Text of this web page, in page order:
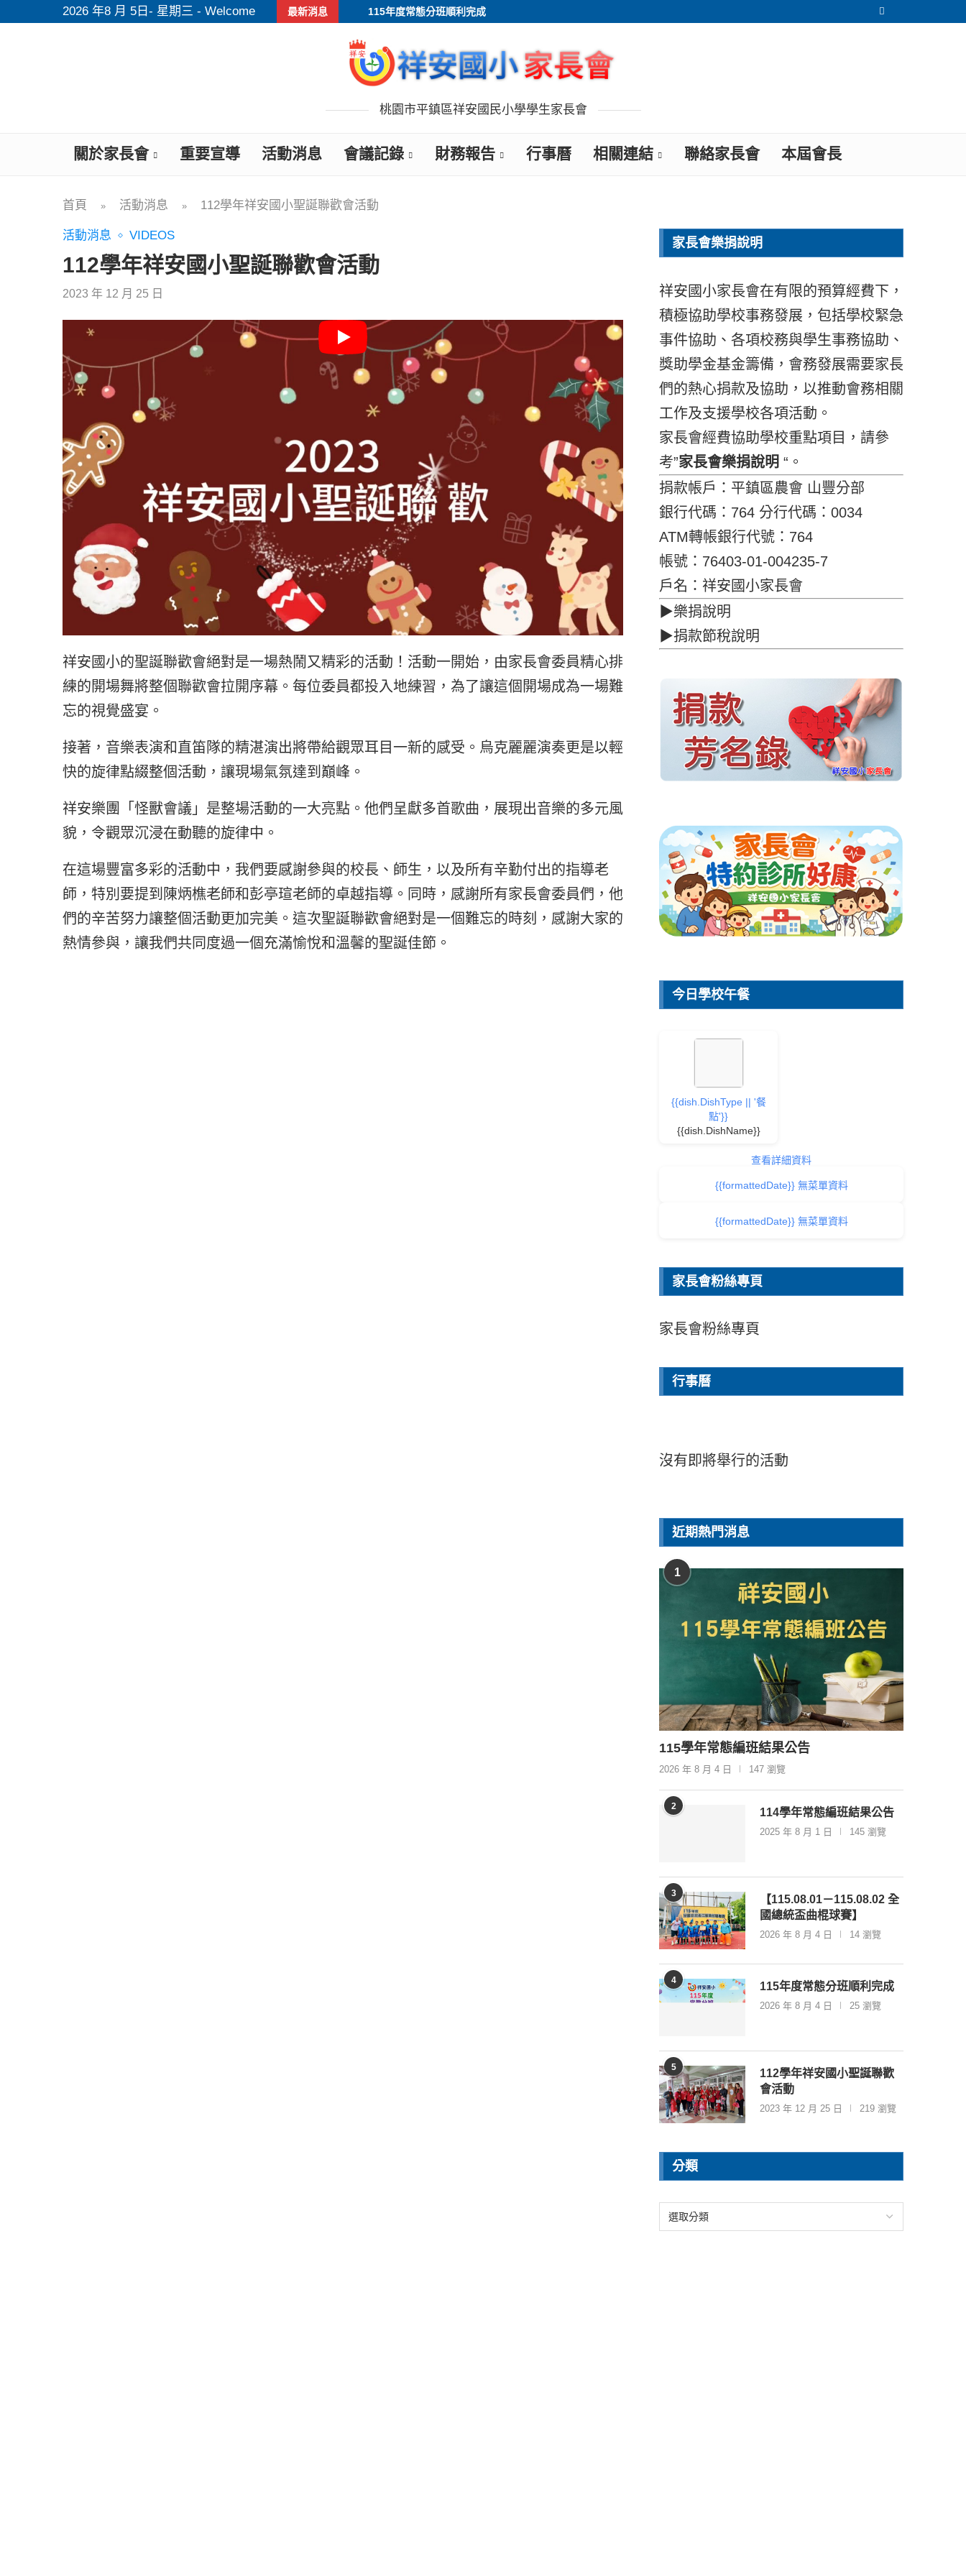
2026 年8 月 5日- 星期三 - Welcome 最新消息 115年度常態分班順利完成
桃園市平鎮區祥安國民小學學生家長會
關於家長會 重要宣導 活動消息 會議記錄 財務報告 行事曆 相關連結 聯絡家長會 本屆會長
首頁 » 活動消息 » 112學年祥安國小聖誕聯歡會活動
活動消息 VIDEOS
112學年祥安國小聖誕聯歡會活動
2023 年 12 月 25 日
祥安國小的聖誕聯歡會絕對是一場熱鬧又精彩的活動！活動一開始，由家長會委員精心排
練的開場舞將整個聯歡會拉開序幕。每位委員都投入地練習，為了讓這個開場成為一場難
忘的視覺盛宴。
接著，音樂表演和直笛隊的精湛演出將帶給觀眾耳目一新的感受。烏克麗麗演奏更是以輕
快的旋律點綴整個活動，讓現場氣氛達到巔峰。
祥安樂團「怪獸會議」是整場活動的一大亮點。他們呈獻多首歌曲，展現出音樂的多元風
貌，令觀眾沉浸在動聽的旋律中。
在這場豐富多彩的活動中，我們要感謝參與的校長、師生，以及所有辛勤付出的指導老
師，特別要提到陳炳樵老師和彭亭瑄老師的卓越指導。同時，感謝所有家長會委員們，他
們的辛苦努力讓整個活動更加完美。這次聖誕聯歡會絕對是一個難忘的時刻，感謝大家的
熱情參與，讓我們共同度過一個充滿愉悅和溫馨的聖誕佳節。
家長會樂捐說明
祥安國小家長會在有限的預算經費下，
積極協助學校事務發展，包括學校緊急
事件協助、各項校務與學生事務協助、
獎助學金基金籌備，會務發展需要家長
們的熱心捐款及協助，以推動會務相關
工作及支援學校各項活動。
家長會經費協助學校重點項目，請參
考”家長會樂捐說明 “。
捐款帳戶：平鎮區農會 山豐分部
銀行代碼：764 分行代碼：0034
ATM轉帳銀行代號：764
帳號：76403-01-004235-7
戶名：祥安國小家長會
▶樂捐說明
▶捐款節稅說明
今日學校午餐
{{dish.DishType || '餐
點'}}
{{dish.DishName}}
查看詳細資料
{{formattedDate}} 無菜單資料
{{formattedDate}} 無菜單資料
家長會粉絲專頁
家長會粉絲專頁
行事曆
沒有即將舉行的活動
近期熱門消息
1
115學年常態編班結果公告
2026 年 8 月 4 日 147 瀏覽
2
114學年常態編班結果公告
2025 年 8 月 1 日 145 瀏覽
3
【115.08.01－115.08.02 全
國總統盃曲棍球賽】
2026 年 8 月 4 日 14 瀏覽
4
115年度常態分班順利完成
2026 年 8 月 4 日 25 瀏覽
5
112學年祥安國小聖誕聯歡
會活動
2023 年 12 月 25 日 219 瀏覽
分類